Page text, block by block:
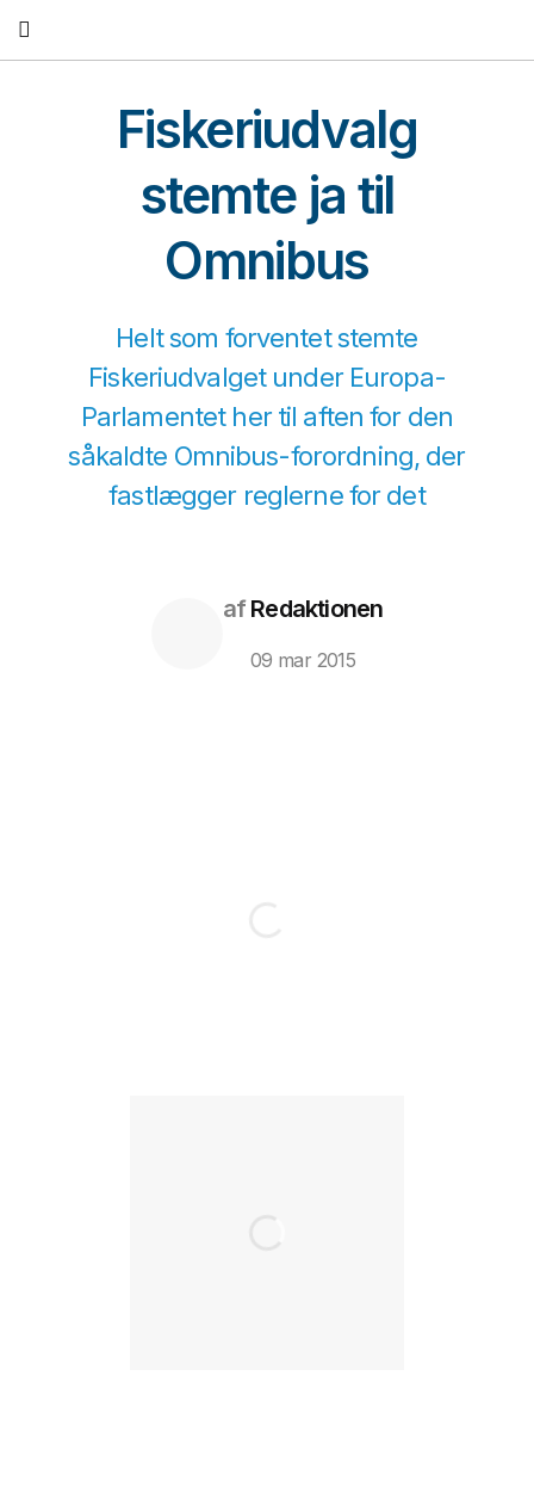
Fiskeriudvalg
stemte ja til
Omnibus
Helt som forventet stemte
Fiskeriudvalget under Europa-
Parlamentet her til aften for den
såkaldte Omnibus-forordning, der
fastlægger reglerne for det
afRedaktionen
09 mar 2015